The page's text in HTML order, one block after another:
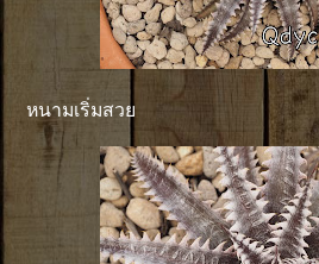
หนามเริ่มสวย